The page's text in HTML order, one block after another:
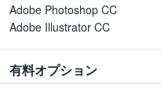
Adobe Photoshop CC
Adobe Illustrator CC
有料オプション